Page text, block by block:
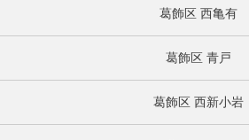
葛飾区 西亀有
葛飾区 青戸
葛飾区 西新小岩